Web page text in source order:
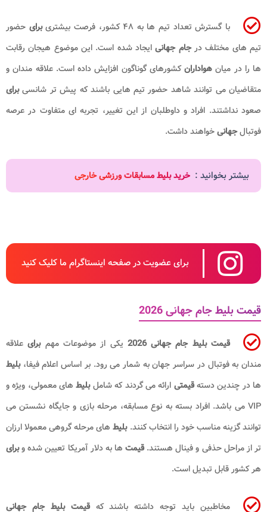
با گسترش تعداد تیم ها به ۴۸ کشور، فرصت بیشتری برای حضور
تیم های مختلف درجام جهانیایجاد شده است. این موضوع هیجان رقابت
ها را در میان هوادارانکشورهای گوناگون افزایش داده است. علاقه مندان و
متقاضیان می توانند شاهد حضور تیم هایی باشند که پیش تر شانسیبرای
صعود نداشتند. افراد و داوطلبان از این تغییر، تجربه ای متفاوت در عرصه
فوتبالجهانیخواهند داشت.
بیشتر بخوانید : خرید بلیط مسابقات ورزشی خارجی
برای عضویت در صفحه اینستاگرام ما کلیک کنید
قیمت بلیط جام جهانی 2026
قیمت بلیط جام جهانی 2026 یکی از موضوعات مهمبرای علاقه
مندان به فوتبال در سراسر جهان به شمار می رود. بر اساس اعلام فیفا،بلیط
ها در چندین دستهقیمتی ارائه می گردند که شاملبلیط های معمولی، ویژه و
VIP می باشد. افراد بسته به نوع مسابقه، مرحله بازی و جایگاه نشستن می
توانند گزینه مناسب خود را انتخاب کنند.بلیط های مرحله گروهی معمولا ارزان
تر از مراحل حذفی و فینال هستند.قیمت ها به دلار آمریکا تعیین شده وبرای
هر کشور قابل تبدیل است.
مخاطبین باید توجه داشته باشند کهقیمت بلیط جام جهانی